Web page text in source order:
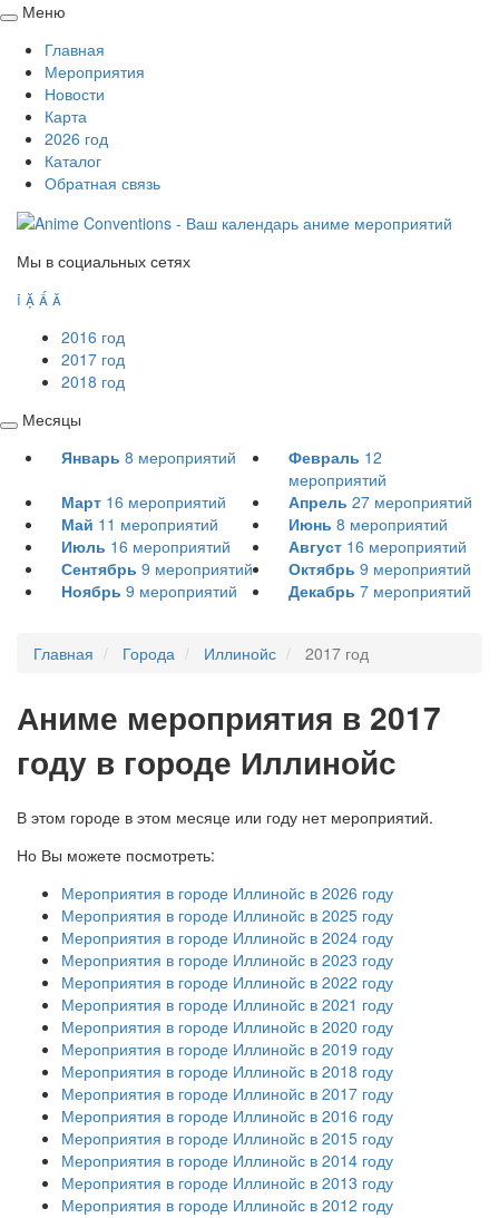
Свернуть
развернуть
Меню
Главная
Мероприятия
Новости
Карта
2026 год
Каталог
Обратная связь
Мы в социальных сетях
   
2016 год
2017 год
2018 год
Свернуть
Месяцы
Январь 8 мероприятий Февраль 12
мероприятий
Март 16 мероприятий Апрель 27 мероприятий
Май 11 мероприятий Июнь 8 мероприятий
Июль 16 мероприятий Август 16 мероприятий
Сентябрь 9 мероприятий Октябрь 9 мероприятий
Ноябрь 9 мероприятий Декабрь 7 мероприятий
Главная Города Иллинойс 2017 год
Аниме мероприятия в 2017
году в городе Иллинойс
В этом городе в этом месяце или году нет мероприятий.
Но Вы можете посмотреть:
Мероприятия в городе Иллинойс в 2026 году
Мероприятия в городе Иллинойс в 2025 году
Мероприятия в городе Иллинойс в 2024 году
Мероприятия в городе Иллинойс в 2023 году
Мероприятия в городе Иллинойс в 2022 году
Мероприятия в городе Иллинойс в 2021 году
Мероприятия в городе Иллинойс в 2020 году
Мероприятия в городе Иллинойс в 2019 году
Мероприятия в городе Иллинойс в 2018 году
Мероприятия в городе Иллинойс в 2017 году
Мероприятия в городе Иллинойс в 2016 году
Мероприятия в городе Иллинойс в 2015 году
Мероприятия в городе Иллинойс в 2014 году
Мероприятия в городе Иллинойс в 2013 году
Мероприятия в городе Иллинойс в 2012 году